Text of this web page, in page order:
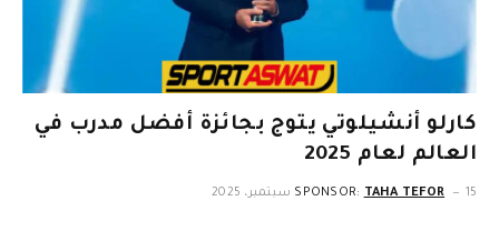
كارلو أنشيلوتي يتوج بجائزة أفضل مدرب في
العالم لعام 2025
SPONSOR: TAHA TEFOR 15 سبتمبر، 2025